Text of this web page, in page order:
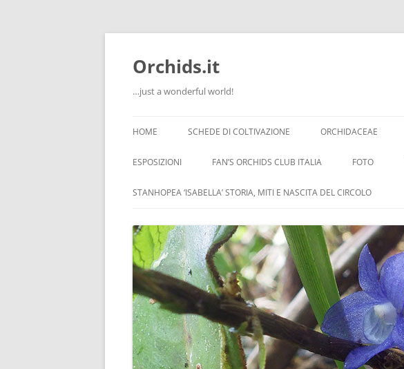
Orchids.it
…just a wonderful world!
HOME
INFO
LA SERRA DI GUIDO
SCHEDE DI COLTIVAZIONE ORCHIDACEAE
ESPOSIZIONI FAN’S ORCHIDS CLUB ITALIA FOTO
STANHOPEA ‘ISABELLA’ STORIA, MITI E NASCITA DEL CIRCOLO